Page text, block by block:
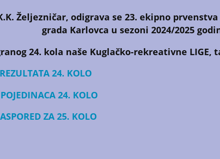
Željezničar, odigrava se 23. ekipno prvenstva
grada Karlovca u sezoni 2024/2025
24. kola naše Kuglačko-rekreativne LIGE,
24. KOLO
24. KOLO
ZA 25. KOLO